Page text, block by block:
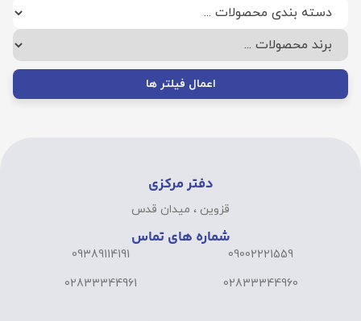
اعمال فیلتر ها
دفتر مرکزی
قزوین ، میدان قدس
شماره های تماس
09002221559
02833344960
09389114191
02833344961